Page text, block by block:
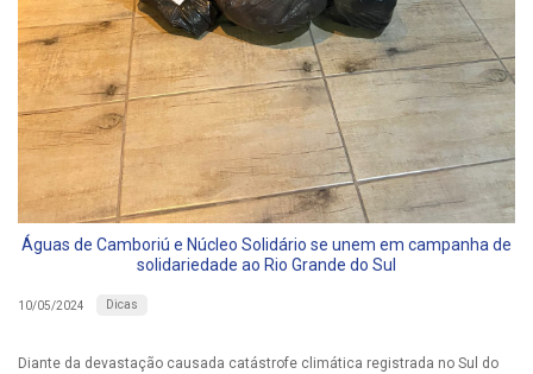
Águas de Camboriú e Núcleo Solidário se unem em campanha de
solidariedade ao Rio Grande do Sul
10/05/2024 Dicas
Diante da devastação causada catástrofe climática registrada no Sul do